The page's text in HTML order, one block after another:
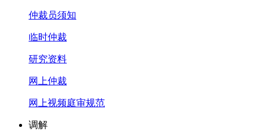
仲裁员须知
临时仲裁
研究资料
网上仲裁
网上视频庭审规范
调解